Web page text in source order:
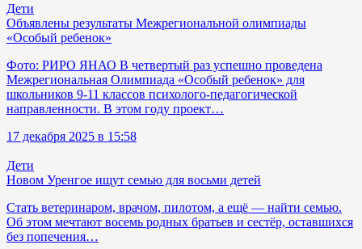
Дети
Объявлены результаты Межрегиональной олимпиады
«Особый ребенок»
Фото: РИРО ЯНАО В четвертый раз успешно проведена
Межрегиональная Олимпиада «Особый ребенок» для
школьников 9-11 классов психолого-педагогической
направленности. В этом году проект…
17 декабря 2025 в 15:58
Дети
Новом Уренгое ищут семью для восьми детей
Стать ветеринаром, врачом, пилотом, а ещё — найти семью.
Об этом мечтают восемь родных братьев и сестёр, оставшихся
без попечения…